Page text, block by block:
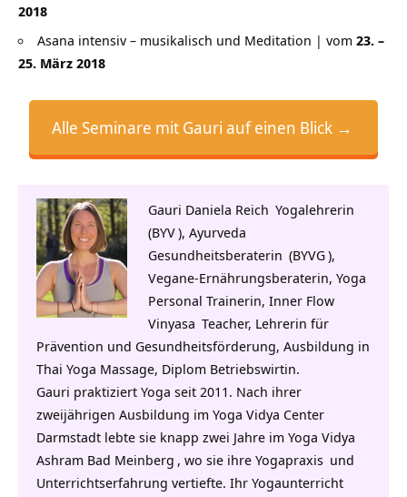
2018
Asana intensiv – musikalisch und Meditation | vom 23. –
25. März 2018
Alle Seminare mit Gauri auf einen Blick →
Gauri Daniela Reich Yogalehrerin
(BYV), Ayurveda
Gesundheitsberaterin (BYVG),
Vegane-Ernährungsberaterin, Yoga
Personal Trainerin, Inner Flow
Vinyasa Teacher, Lehrerin für
Prävention und Gesundheitsförderung, Ausbildung in
Thai Yoga Massage, Diplom Betriebswirtin.
Gauri praktiziert Yoga seit 2011. Nach ihrer
zweijährigen Ausbildung im Yoga Vidya Center
Darmstadt lebte sie knapp zwei Jahre im Yoga Vidya
Ashram Bad Meinberg , wo sie ihre Yogapraxis und
Unterrichtserfahrung vertiefte. Ihr Yogaunterricht